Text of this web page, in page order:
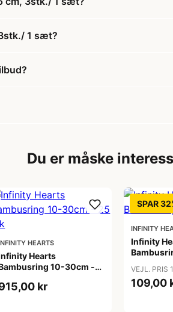
1 sæt?
Du er måske
HEARTS
Hearts
10-30cm -
kr
SPAR
INFINITY
Infinity
VEJL. PRIS
109,00